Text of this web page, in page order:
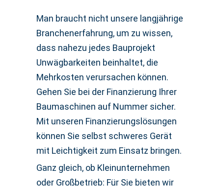
Man braucht nicht unsere langjährige
Branchenerfahrung, um zu wissen,
dass nahezu jedes Bauprojekt
Unwägbarkeiten beinhaltet, die
Mehrkosten verursachen können.
Gehen Sie bei der Finanzierung Ihrer
Baumaschinen auf Nummer sicher.
Mit unseren Finanzierungslösungen
können Sie selbst schweres Gerät
mit Leichtigkeit zum Einsatz bringen.
Ganz gleich, ob Kleinunternehmen
oder Großbetrieb: Für Sie bieten wir